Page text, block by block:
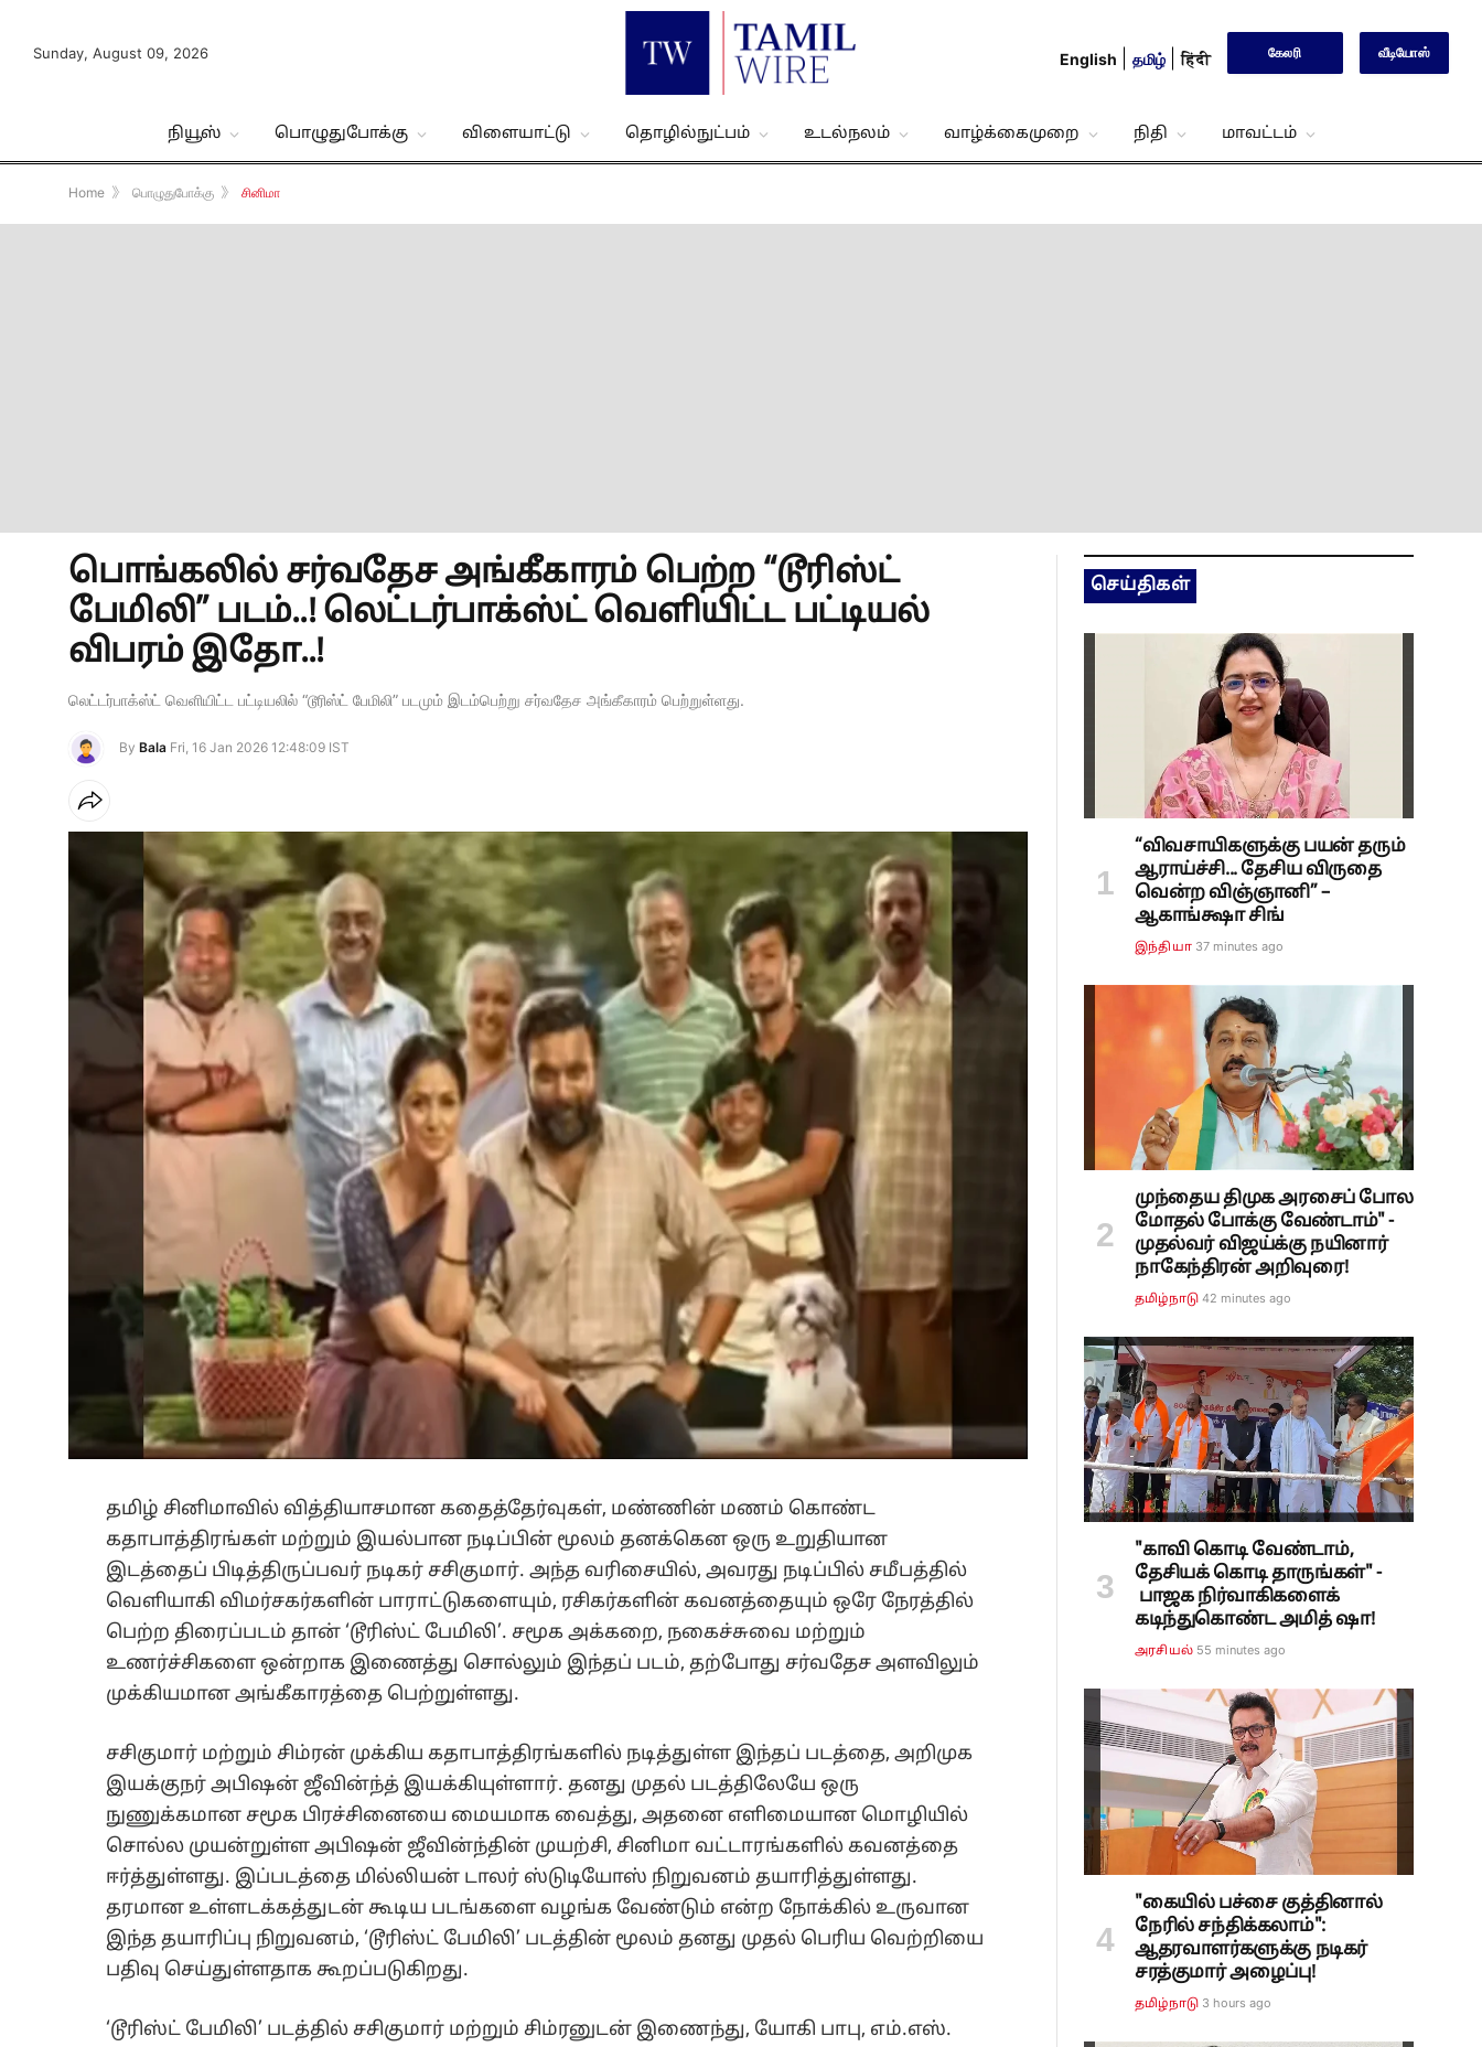
Sunday, August 09, 2026 English தமிழ் हिंदी கேலரி வீடியோஸ்
நியூஸ் பொழுதுபோக்கு விளையாட்டு தொழில்நுட்பம் உடல்நலம் வாழ்க்கைமுறை நிதி மாவட்டம்
Home 》 பொழுதுபோக்கு 》 சினிமா
பொங்கலில் சர்​வ​தேச அங்​கீ​காரம் பெற்ற “டூரிஸ்ட்
பேமிலி” படம்..! லெட்​டர்​பாக்​ஸ்ட் வெளியிட்ட பட்​டியல்
விபரம் இதோ..!
லெட்​டர்​பாக்​ஸ்ட் வெளியிட்ட பட்​டியலில் “டூரிஸ்ட் பேமிலி” படமும் இடம்பெற்று சர்​வ​தேச அங்​கீ​காரம் பெற்றுள்ளது.
By Bala Fri, 16 Jan 2026 12:48:09 IST
தமிழ் சினிமாவில் வித்தியாசமான கதைத்தேர்வுகள், மண்ணின் மணம் கொண்ட
கதாபாத்திரங்கள் மற்றும் இயல்பான நடிப்பின் மூலம் தனக்கென ஒரு உறுதியான
இடத்தைப் பிடித்திருப்பவர் நடிகர் சசிகுமார். அந்த வரிசையில், அவரது நடிப்பில் சமீபத்தில்
வெளியாகி விமர்சகர்களின் பாராட்டுகளையும், ரசிகர்களின் கவனத்தையும் ஒரே நேரத்தில்
பெற்ற திரைப்படம் தான் ‘டூரிஸ்ட் பேமிலி’. சமூக அக்கறை, நகைச்சுவை மற்றும்
உணர்ச்சிகளை ஒன்றாக இணைத்து சொல்லும் இந்தப் படம், தற்போது சர்வதேச அளவிலும்
முக்கியமான அங்கீகாரத்தை பெற்றுள்ளது.
சசிகுமார் மற்றும் சிம்ரன் முக்கிய கதாபாத்திரங்களில் நடித்துள்ள இந்தப் படத்தை, அறிமுக
இயக்குநர் அபிஷன் ஜீவின்ந்த் இயக்கியுள்ளார். தனது முதல் படத்திலேயே ஒரு
நுணுக்கமான சமூக பிரச்சினையை மையமாக வைத்து, அதனை எளிமையான மொழியில்
சொல்ல முயன்றுள்ள அபிஷன் ஜீவின்ந்தின் முயற்சி, சினிமா வட்டாரங்களில் கவனத்தை
ஈர்த்துள்ளது. இப்படத்தை மில்லியன் டாலர் ஸ்டுடியோஸ் நிறுவனம் தயாரித்துள்ளது.
தரமான உள்ளடக்கத்துடன் கூடிய படங்களை வழங்க வேண்டும் என்ற நோக்கில் உருவான
இந்த தயாரிப்பு நிறுவனம், ‘டூரிஸ்ட் பேமிலி’ படத்தின் மூலம் தனது முதல் பெரிய வெற்றியை
பதிவு செய்துள்ளதாக கூறப்படுகிறது.
‘டூரிஸ்ட் பேமிலி’ படத்தில் சசிகுமார் மற்றும் சிம்ரனுடன் இணைந்து, யோகி பாபு, எம்.எஸ்.
செய்திகள்
“விவசாயிகளுக்கு பயன் தரும்
ஆராய்ச்சி... தேசிய விருதை
வென்ற விஞ்ஞானி” –
ஆகாங்க்ஷா சிங்
இந்தியா 37 minutes ago
முந்தைய திமுக அரசைப் போல
மோதல் போக்கு வேண்டாம்" -
முதல்வர் விஜய்க்கு நயினார்
நாகேந்திரன் அறிவுரை!
தமிழ்நாடு 42 minutes ago
"காவி கொடி வேண்டாம்,
தேசியக் கொடி தாருங்கள்" -
பாஜக நிர்வாகிகளைக்
கடிந்துகொண்ட அமித் ஷா!
அரசியல் 55 minutes ago
"கையில் பச்சை குத்தினால்
நேரில் சந்திக்கலாம்":
ஆதரவாளர்களுக்கு நடிகர்
சரத்குமார் அழைப்பு!
தமிழ்நாடு 3 hours ago